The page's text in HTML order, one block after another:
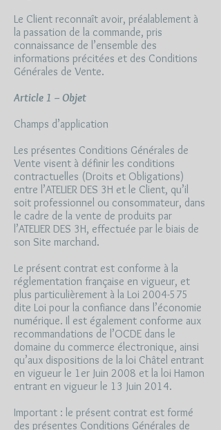
Le Client reconnaît avoir, préalablement à
la passation de la commande, pris
connaissance de l’ensemble des
informations précitées et des Conditions
Générales de Vente.
Article 1 – Objet
Champs d’application
Les présentes Conditions Générales de
Vente visent à définir les conditions
contractuelles (Droits et Obligations)
entre l’ATELIER DES 3H et le Client, qu’il
soit professionnel ou consommateur, dans
le cadre de la vente de produits par
l’ATELIER DES 3H, effectuée par le biais de
son Site marchand.
Le présent contrat est conforme à la
réglementation française en vigueur, et
plus particulièrement à la Loi 2004-575
dite Loi pour la confiance dans l’économie
numérique. Il est également conforme aux
recommandations de l’OCDE dans le
domaine du commerce électronique, ainsi
qu’aux dispositions de la loi Châtel entrant
en vigueur le 1er Juin 2008 et la loi Hamon
entrant en vigueur le 13 Juin 2014.
Important : le présent contrat est formé
des présentes Conditions Générales de